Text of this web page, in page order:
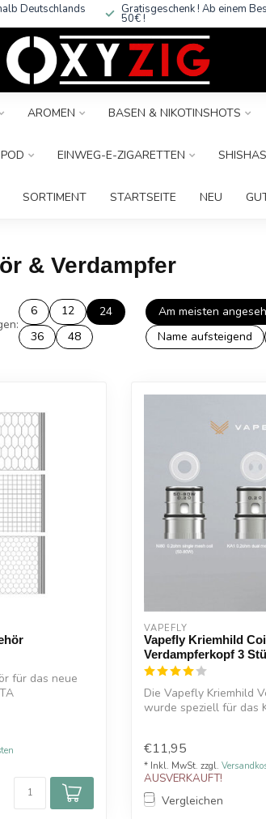
Deutschlands Gratisgeschenk ! Ab einem
50€ !
AROMEN BASEN & NIKOTINSHOTS
EINWEG-E-ZIGARETTEN SHISHAS
SORTIMENT STARTSEITE NEU
& Verdampfer
6 12
24
36
48
Am meisten
Name aufsteigend
für das neue
VAPEFLY
Vapefly Kriemhild
Verdampferkopf 3
Die Vapefly Kriemhild
wurde speziell für das
€11,95
* Inkl. MwSt. zzgl.
AUSVERKAUFT!
Vergleichen